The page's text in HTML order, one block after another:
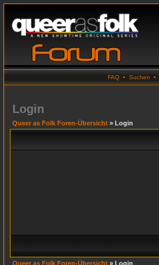
FAQ • Suchen •
Login
Queer as Folk Foren-Übersicht » Login
Queer as Folk Foren-Übersicht » Login